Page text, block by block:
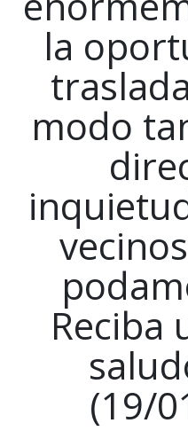
la
modo
Reciba
(19/